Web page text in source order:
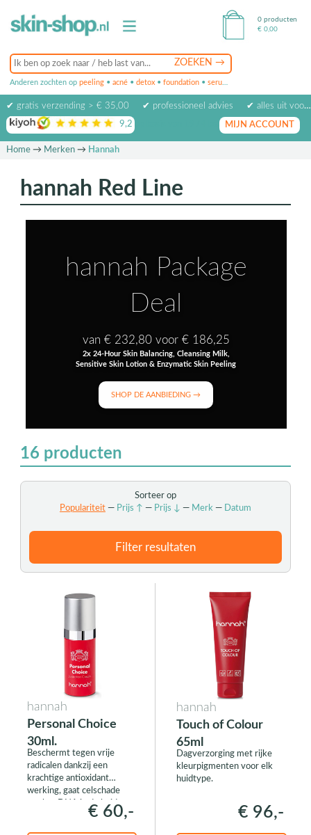
Anderen zochten op peeling • acné • detox • foundation • serum
0 producten
€ 0,00
✔ gratis verzending > € 35,00 ✔ professioneel advies
✔ alles uit voorraad leverbaar
9,2 op basis van beoordelingen
MIJN ACCOUNT
Home→ Merken→ Hannah
hannah Red Line
hannah Package
Deal
van € 232,80 voor € 186,25
2x 24-Hour Skin Balancing, Cleansing Milk,
Sensitive Skin Lotion & Enzymatic Skin Peeling
SHOP DE AANBIEDING →
16 producten
Sorteer op
Populariteit— Prijs ↑ — Prijs ↓ — Merk— Datum
Filter resultaten
hannah
Personal Choice
30ml.
Beschermt tegen vrije
radicalen dankzij een
krachtige antioxidant
werking, gaat celschade
aan het DNA in de huid
€ 60,-
hannah
Touch of Colour
65ml
Dagverzorging met rijke
kleurpigmenten voor elk
huidtype.
€ 96,-